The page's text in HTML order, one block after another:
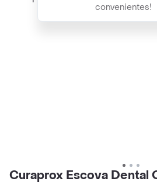
convenientes!
Curaprox Escova Dental